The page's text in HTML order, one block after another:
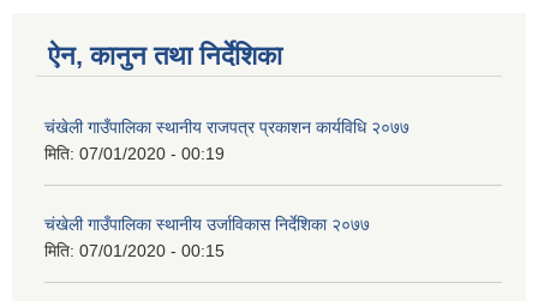
ऐन, कानुन तथा निर्देशिका
चंखेली गाउँपालिका स्थानीय राजपत्र प्रकाशन कार्यविधि २०७७
मिति: 07/01/2020 - 00:19
चंखेली गाउँपालिका स्थानीय उर्जाविकास निर्देशिका २०७७
मिति: 07/01/2020 - 00:15